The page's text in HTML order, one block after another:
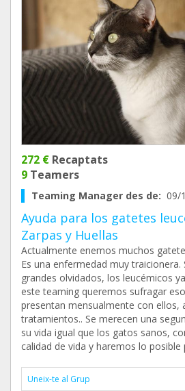
272 € Recaptats
9 Teamers
Teaming Manager des de: 09/
Ayuda para los gatetes
Zarpas y Huellas
Actualmente enemos muchos
Es una enfermedad muy
grandes olvidados, los leucémicos
este teaming queremos sufragar
presentan mensualmente con ellos,
tratamientos.. Se merecen una
su vida igual que los gatos sanos,
calidad de vida y haremos lo posible
Uneix-te al Grup